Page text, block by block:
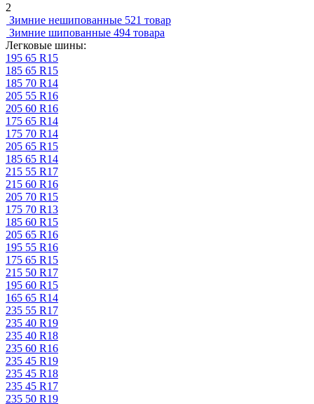
2
Зимние нешипованные 521 товар
Зимние шипованные 494 товара
Легковые шины:
195 65 R15
185 65 R15
185 70 R14
205 55 R16
205 60 R16
175 65 R14
175 70 R14
205 65 R15
185 65 R14
215 55 R17
215 60 R16
205 70 R15
175 70 R13
185 60 R15
205 65 R16
195 55 R16
175 65 R15
215 50 R17
195 60 R15
165 65 R14
235 55 R17
235 40 R19
235 40 R18
235 60 R16
235 45 R19
235 45 R18
235 45 R17
235 50 R19